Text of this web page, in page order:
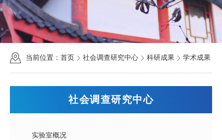
新闻速递
通知公告
科学研究
研究团队
科研成果
科研项目
中国家庭大数据库
大型仪器共享服务
当前位置： 首页 社会调查研究中心 科研成果 学术成果
社会调查研究中心
实验室概况